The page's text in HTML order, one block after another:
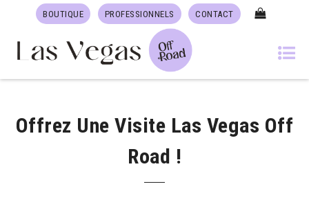
BOUTIQUE PROFESSIONNELS CONTACT
Offrez Une Visite Las Vegas Off
Road !